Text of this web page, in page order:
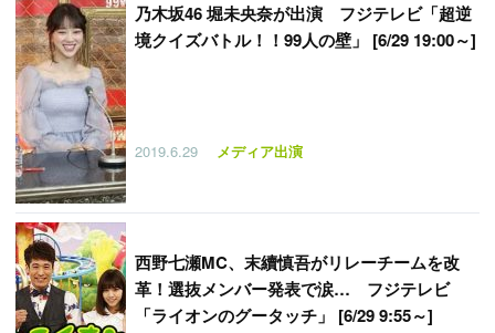
乃木坂46 堀未央奈が出演 フジテレビ「超逆
境クイズバトル！！99人の壁」 [6/29 19:00～]
2019.6.29 メディア出演
西野七瀬MC、末續慎吾がリレーチームを改
革！選抜メンバー発表で涙… フジテレビ
「ライオンのグータッチ」 [6/29 9:55～]